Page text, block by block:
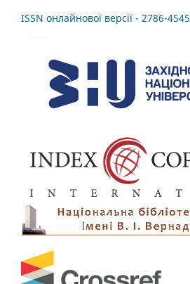
ISSN онлайнової версії - 2786-4545